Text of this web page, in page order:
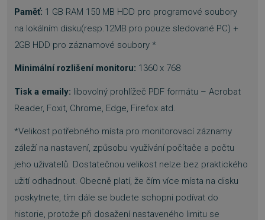
Paměť: 1 GB RAM 150 MB HDD pro programové soubory
na lokálním disku(resp.12MB pro pouze sledované PC) +
2GB HDD pro záznamové soubory *
Minimální rozlišení monitoru: 1360 x 768
Tisk a emaily: libovolný prohlížeč PDF formátu – Acrobat
Reader, Foxit, Chrome, Edge, Firefox atd.
*Velikost potřebného místa pro monitorovací záznamy
záleží na nastavení, způsobu využívání počítače a počtu
jeho uživatelů. Dostatečnou velikost nelze bez praktického
užití odhadnout. Obecně platí, že čím více místa na disku
poskytnete, tím dále se budete schopni podívat do
historie, protože při dosažení nastaveného limitu se
basket .www.sw.cz
2 týdny 6
PHPSESSID
PHP.net
.www.sw.sk
prohlížeče